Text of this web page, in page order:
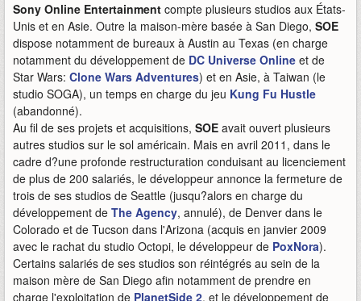
Sony Online Entertainment compte plusieurs studios aux États-
Unis et en Asie. Outre la maison-mère basée à San Diego, SOE
dispose notamment de bureaux à Austin au Texas (en charge
notamment du développement de DC Universe Online et de
Star Wars: Clone Wars Adventures) et en Asie, à Taiwan (le
studio SOGA), un temps en charge du jeu Kung Fu Hustle
(abandonné).
Au fil de ses projets et acquisitions, SOE avait ouvert plusieurs
autres studios sur le sol américain. Mais en avril 2011, dans le
cadre d?une profonde restructuration conduisant au licenciement
de plus de 200 salariés, le développeur annonce la fermeture de
trois de ses studios de Seattle (jusqu?alors en charge du
développement de The Agency, annulé), de Denver dans le
Colorado et de Tucson dans l'Arizona (acquis en janvier 2009
avec le rachat du studio Octopi, le développeur de PoxNora).
Certains salariés de ses studios son réintégrés au sein de la
maison mère de San Diego afin notamment de prendre en
charge l'exploitation de PlanetSide 2, et le développement de